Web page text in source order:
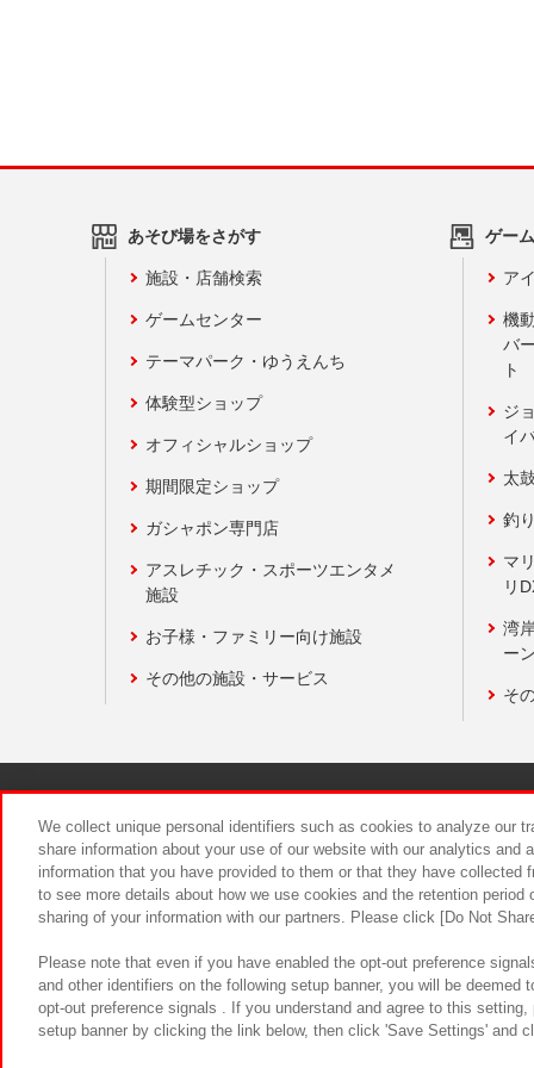
あそび場をさがす
施設・店舗検索
ゲームセンター
テーマパーク・ゆうえんち
体験型ショップ
オフィシャルショップ
期間限定ショップ
ガシャポン専門店
アスレチック・スポーツエンタメ
施設
お子様・ファミリー向け施設
その他の施設・サービス
ゲー
ア
機
バ
ト
ジ
イ
太
釣
マ
リ
湾
ー
そ
食品のご
We collect unique personal identifiers such as cookies to analyze our
share information about your use of our website with our analytics and
information that you have provided to them or that they have
to see more details about how we use cookies and the retention
sharing of your information with our partners. Please click [Do Not
Please note that even if you have enabled the opt-out preference
and other identifiers on the following setup banner, you will be
opt-out preference signals . If you understand and agree to this
setup banner by clicking the link below, then click 'Save Settings' and